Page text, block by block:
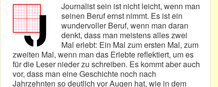
Journalist sein ist nicht leicht, wenn man
seinen Beruf ernst nimmt. Es ist ein
wundervoller Beruf, wenn man daran
denkt, dass man meistens alles zwei
Mal erlebt: Ein Mal zum ersten Mal, zum
zweiten Mal, wenn man das Erlebte reflektiert, um es
für die Leser nieder zu schreiben. Es kommt aber auch
vor, dass man eine Geschichte noch nach
Jahrzehnten so deutlich vor Augen hat, wie in dem